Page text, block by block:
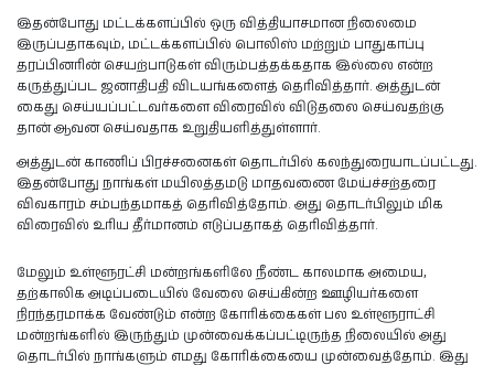
இதன்போது மட்டக்களப்பில் ஒரு வித்தியாசமான நிலைமை
இருப்பதாகவும், மட்டக்களப்பில் பொலிஸ் மற்றும் பாதுகாப்பு
தரப்பினரின் செயற்பாடுகள் விரும்பத்தக்கதாக இல்லை என்ற
கருத்துப்பட ஜனாதிபதி விடயங்களைத் தெரிவித்தார். அத்துடன்
கைது செய்யப்பட்டவர்களை விரைவில் விடுதலை செய்வதற்கு
தான் ஆவன செய்வதாக உறுதியளித்துள்ளார்.
அத்துடன் காணிப் பிரச்சனைகள் தொடர்பில் கலந்துரையாடப்பட்டது.
இதன்போது நாங்கள் மயிலத்தமடு மாதவணை மேய்ச்சற்தரை
விவகாரம் சம்பந்தமாகத் தெரிவித்தோம். அது தொடர்பிலும் மிக
விரைவில் உரிய தீர்மானம் எடுப்பதாகத் தெரிவித்தார்.
மேலும் உள்ளூரட்சி மன்றங்களிலே நீண்ட காலமாக அமைய,
தற்காலிக அடிப்படையில் வேலை செய்கின்ற ஊழியர்களை
நிரந்தரமாக்க வேண்டும் என்ற கோரிக்கைகள் பல உள்ளூராட்சி
மன்றங்களில் இருந்தும் முன்வைக்கப்பட்டிருந்த நிலையில் அது
தொடர்பில் நாங்களும் எமது கோரிக்கையை முன்வைத்தோம். இது